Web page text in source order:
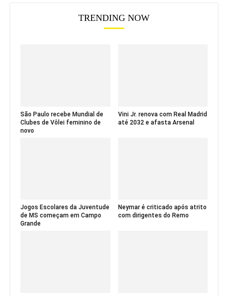
TRENDING NOW
São Paulo recebe Mundial de
Clubes de Vôlei feminino de
novo
Vini Jr. renova com Real Madrid
até 2032 e afasta Arsenal
Jogos Escolares da Juventude
de MS começam em Campo
Grande
Neymar é criticado após atrito
com dirigentes do Remo